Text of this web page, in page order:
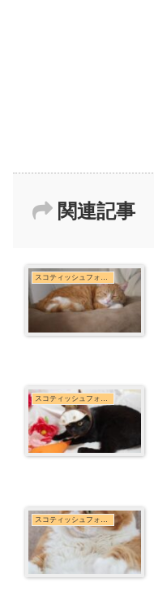
関連記事
スコティッシュフォールド
スコティッシュフォールド